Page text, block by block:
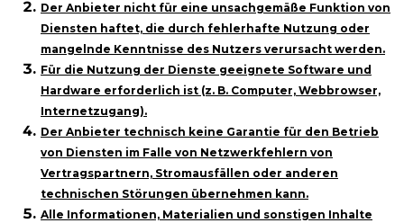
Der Anbieter nicht für eine unsachgemäße Funktion von
Diensten haftet, die durch fehlerhafte Nutzung oder
mangelnde Kenntnisse des Nutzers verursacht werden.
Für die Nutzung der Dienste geeignete Software und
Hardware erforderlich ist (z. B. Computer, Webbrowser,
Internetzugang).
Der Anbieter technisch keine Garantie für den Betrieb
von Diensten im Falle von Netzwerkfehlern von
Vertragspartnern, Stromausfällen oder anderen
technischen Störungen übernehmen kann.
Alle Informationen, Materialien und sonstigen Inhalte